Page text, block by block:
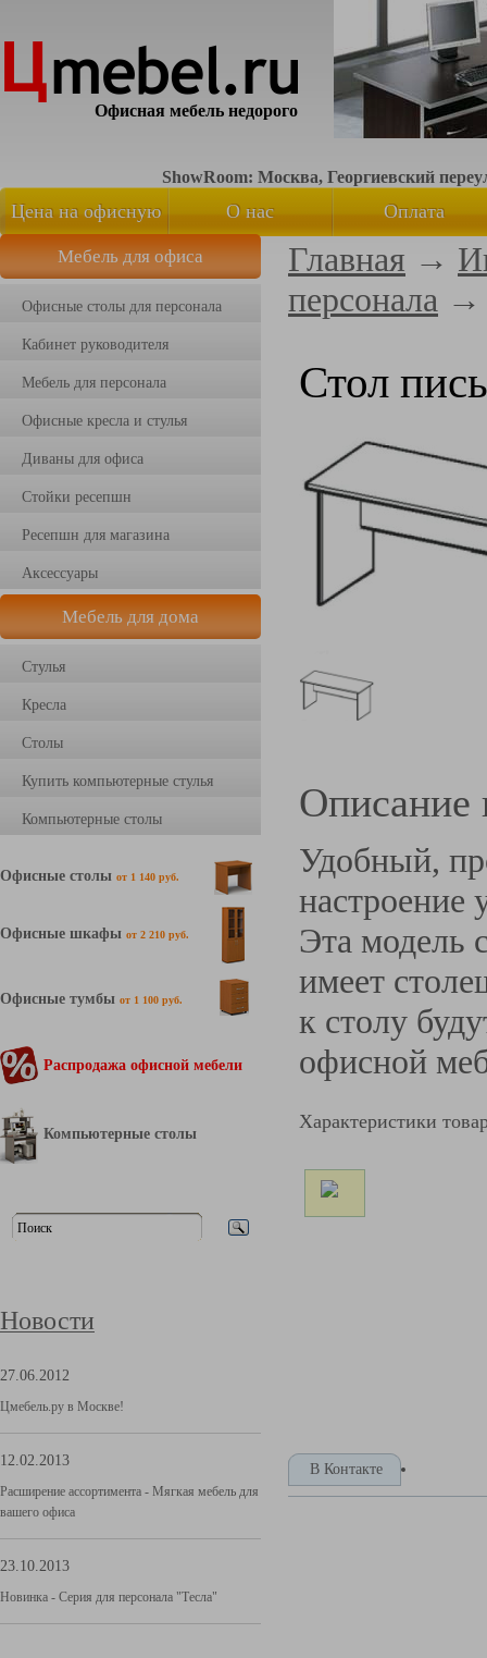
Офисная мебель недорого
ShowRoom: Москва, Георгиевский
Цена на офисную
мебель
О нас Оплата
Мебель для офиса
Офисные столы для персонала
Кабинет руководителя
Мебель для персонала
Офисные кресла и стулья
Диваны для офиса
Стойки ресепшн
Ресепшн для магазина
Аксессуары
Мебель для дома
Стулья
Кресла
Столы
Купить компьютерные стулья
Компьютерные столы
Офисные столы от 1 140 руб.
Офисные шкафы от 2 210 руб.
Офисные тумбы от 1 100 руб.
Распродажа офисной мебели
Компьютерные столы
Новости
27.06.2012
Цмебель.ру в Москве!
12.02.2013
Расширение ассортимента - Мягкая мебель для
вашего офиса
23.10.2013
Новинка - Серия для персонала "Тесла"
Главная →
персонала
Стол
Описание
Удобный,
настроение
Эта модель
имеет
к столу
офисной
Характеристики
В Контакте